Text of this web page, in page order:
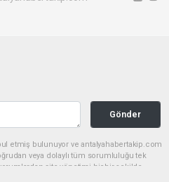
Gönder
etmiş bulunuyor ve antalyahabertakip.com
veya dolaylı tüm sorumluluğu tek
site yönetimi hiçbir şekilde